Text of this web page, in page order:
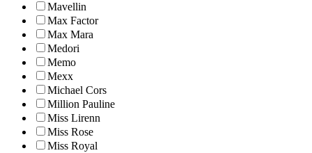
Mavellin
Max Factor
Max Mara
Medori
Memo
Mexx
Michael Cors
Million Pauline
Miss Lirenn
Miss Rose
Miss Royal